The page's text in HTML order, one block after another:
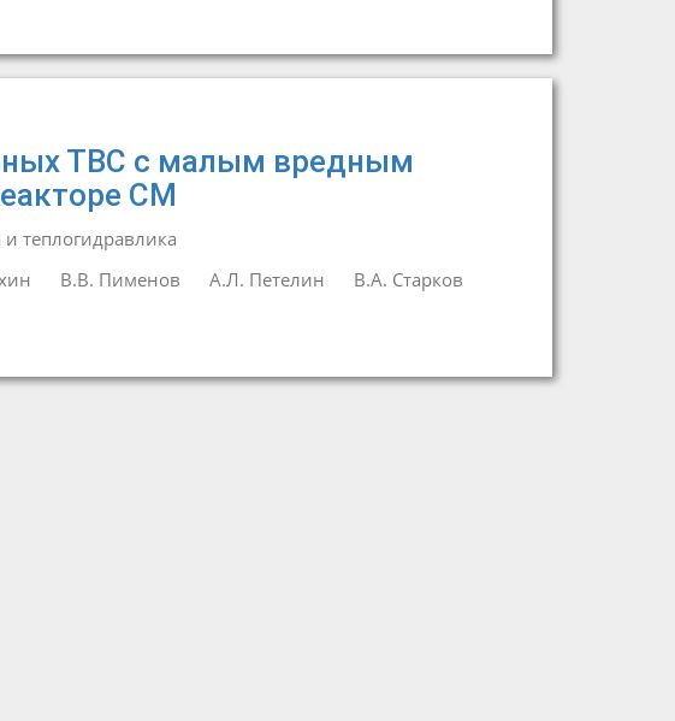
ТВС с малым вредным
СМ
теплогидравлика
В.В. Пименов А.Л. Петелин
В.А. Старков